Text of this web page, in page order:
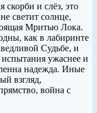
и слёз, это
светит солнце,
Мритью Лока.
как в лабиринте
Судьбе, и
ужаснее и
надежда. Иные
взгляд,
война с